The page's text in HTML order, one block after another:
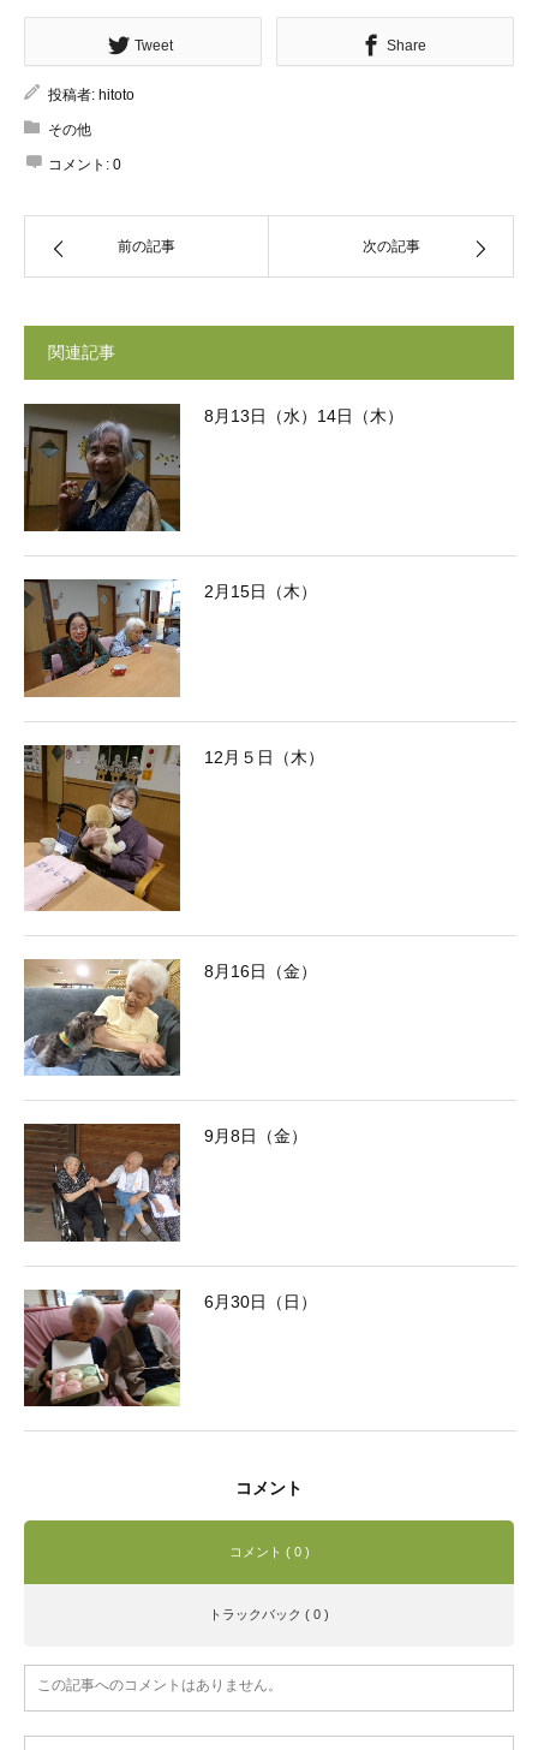
Tweet Share
投稿者: hitoto
その他
コメント: 0
前の記事 次の記事
関連記事
8月13日（水）14日（木）
2月15日（木）
12月５日（木）
8月16日（金）
9月8日（金）
6月30日（日）
コメント
コメント ( 0 )
トラックバック ( 0 )
この記事へのコメントはありません。